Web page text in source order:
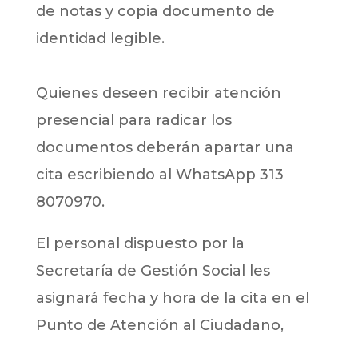
de notas y copia documento de
identidad legible.
Quienes deseen recibir atención
presencial para radicar los
documentos deberán apartar una
cita escribiendo al WhatsApp 313
8070970.
El personal dispuesto por la
Secretaría de Gestión Social les
asignará fecha y hora de la cita en el
Punto de Atención al Ciudadano,